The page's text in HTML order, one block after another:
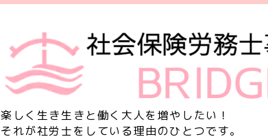
楽しく生き生きと働く大人を増やしたい！
それが社労士をしている理由のひとつです。